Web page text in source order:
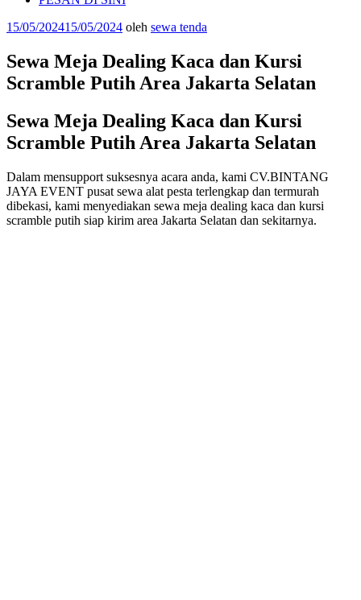
Diposkan
15/05/202415/05/2024 oleh sewa tenda
Sewa Meja Dealing Kaca dan Kursi
Scramble Putih Area Jakarta Selatan
Sewa Meja Dealing Kaca dan Kursi
Scramble Putih Area Jakarta Selatan
Dalam mensupport suksesnya acara anda, kami CV.BINTANG
JAYA EVENT pusat sewa alat pesta terlengkap dan termurah
dibekasi, kami menyediakan sewa meja dealing kaca dan kursi
scramble putih siap kirim area Jakarta Selatan dan sekitarnya.